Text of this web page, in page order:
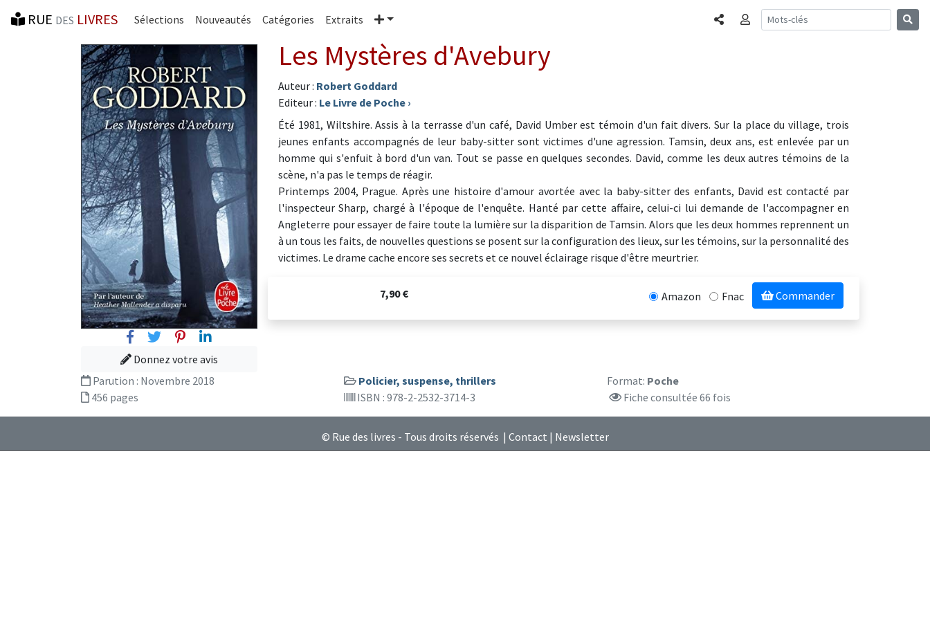
RUE DES LIVRES Sélections Nouveautés Catégories Extraits Plus PartagerConnexion
FacebookTwitterPinterest
Linkedin
Donnez votre avis
Les Mystères d'Avebury
Auteur : Robert Goddard
Editeur : Le Livre de Poche ›
Été 1981, Wiltshire. Assis à la terrasse d'un café, David Umber est témoin d'un fait divers. Sur la place du village, trois
jeunes enfants accompagnés de leur baby-sitter sont victimes d'une agression. Tamsin, deux ans, est enlevée par un
homme qui s'enfuit à bord d'un van. Tout se passe en quelques secondes. David, comme les deux autres témoins de la
scène, n'a pas le temps de réagir.
Printemps 2004, Prague. Après une histoire d'amour avortée avec la baby-sitter des enfants, David est contacté par
l'inspecteur Sharp, chargé à l'époque de l'enquête. Hanté par cette affaire, celui-ci lui demande de l'accompagner en
Angleterre pour essayer de faire toute la lumière sur la disparition de Tamsin. Alors que les deux hommes reprennent un
à un tous les faits, de nouvelles questions se posent sur la configuration des lieux, sur les témoins, sur la personnalité des
victimes. Le drame cache encore ses secrets et ce nouvel éclairage risque d'être meurtrier.
7,90 € Amazon Fnac Commander
Parution : Novembre 2018 Policier, suspense, thrillers Format: Poche
456 pages
ISBN : 978-2-2532-3714-3 Fiche consultée 66 fois
© Rue des livres - Tous droits réservés | Contact | Newsletter